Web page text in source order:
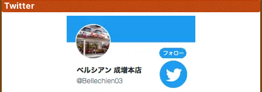
Twitter